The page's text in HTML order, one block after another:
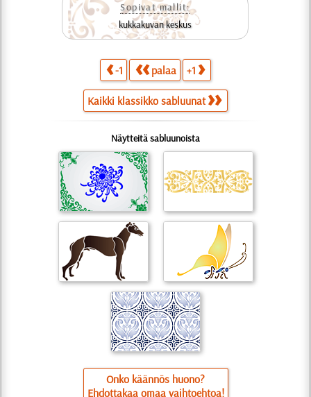
Sopivat mallit:
kukkakuvan keskus
-1 palaa +1
Kaikki klassikko sabluunat
Näytteitä sabluunoista
Onko käännös huono?
Ehdottakaa omaa vaihtoehtoa!